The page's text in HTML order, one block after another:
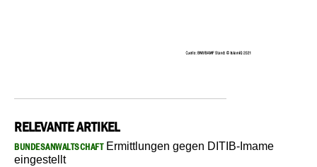
RELEVANTE ARTIKEL
BUNDESANWALTSCHAFTErmittlungen gegen DITIB-Imame
eingestellt